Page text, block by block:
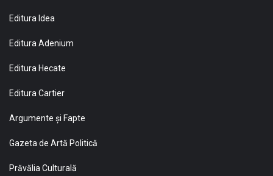
Editura Idea
Editura Adenium
Editura Hecate
Editura Cartier
Argumente și Fapte
Gazeta de Artă Politică
Prăvălia Culturală